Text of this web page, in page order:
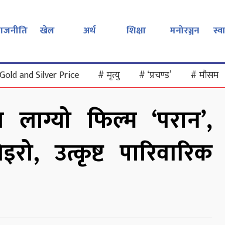
खेल अर्थ शिक्षा मनोरञ्जन
Gold and Silver Price #मृत्यु #‘प्रचण्ड’ #मौसम
फिल्म ‘परान’,
उत्कृष्ट पारिवारिक